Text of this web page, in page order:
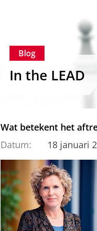
Blog
In the LEAD
Wat betekent het
Datum:
18 januari